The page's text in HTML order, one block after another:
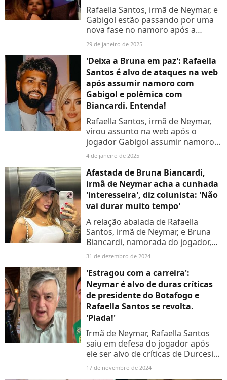
Rafaella Santos, irmã de Neymar, e
Gabigol estão passando por uma
nova fase no namoro após a
chegada do atacante ao Cruzeiro,
no começo do ano. Saiba!
29 de janeiro de 2025
'Deixa a Bruna em paz': Rafaella
Santos é alvo de ataques na web
após assumir namoro com
Gabigol e polêmica com
Biancardi. Entenda!
Rafaella Santos, irmã de Neymar,
virou assunto na web após o
jogador Gabigol assumir namoro
com a influenciadora durante uma
coletiva de apresentação no
Cruzeiro
4 de janeiro de 2025
Afastada de Bruna Biancardi,
irmã de Neymar acha a cunhada
'interesseira', diz colunista: 'Não
vai durar muito tempo'
A relação abalada de Rafaella
Santos, irmã de Neymar, e Bruna
Biancardi, namorada do jogador,
ganhou um novo desdobramento
polêmico
31 de dezembro de 2024
'Estragou com a carreira':
Neymar é alvo de duras críticas
de presidente do Botafogo e
Rafaella Santos se revolta.
'Piada!'
Irmã de Neymar, Rafaella Santos
saiu em defesa do jogador após
ele ser alvo de críticas de Durcesio
Mello, presidente do Botafogo.
Entenda a treta!
17 de novembro de 2024